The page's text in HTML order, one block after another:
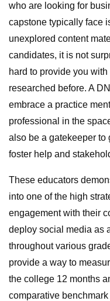
who are looking for
capstone typically face
unexplored content
candidates, it is not
hard to provide you
researched before. A
embrace a practice
professional in the
also be a gatekeeper to
foster help and
These educators
into one of the high
engagement with their
deploy social media as
throughout various
provide a way to
the college 12 months
comparative